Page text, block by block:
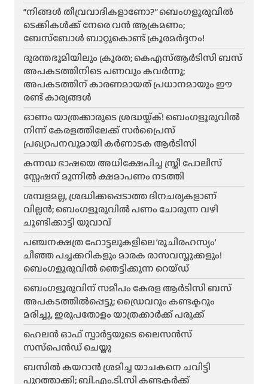
“നിങ്ങൾ തീവ്രവാദികളാണോ?” ബെംഗളൂരുവിൽ
ടെക്കികൾക്ക് നേരെ വൻ ആക്രമണം;
ബേസ്ബോൾ ബാറ്റുകൊണ്ട് ക്രൂരമർദ്ദനം!
ദുരന്തഭൂമിയിലും ക്രൂരത; കെഎസ്ആർടിസി ബസ്
അപകടത്തിനിടെ പണവും കവർന്നു;
അപകടത്തിന് കാരണമായത് പ്രധാനമായും ഈ
രണ്ട് കാര്യങ്ങൾ
ഓണം യാത്രക്കാരുടെ ശ്രദ്ധയ്ക്ക്! ബെംഗളൂരുവിൽ
നിന്ന് കേരളത്തിലേക്ക് സർപ്രൈസ്
പ്രഖ്യാപനവുമായി കർണാടക ആർടിസി
കന്നഡ ഭാഷയെ അധിക്ഷേപിച്ച സ്ത്രീ പോലീസ്
സ്റ്റേഷന് മുന്നിൽ ക്ഷമാപണം നടത്തി
ശമ്പളമല്ല, ശ്രദ്ധിക്കപ്പെടാത്ത ദിനചര്യകളാണ്
വില്ലൻ; ബെംഗളൂരുവിൽ പണം ചോരുന്ന വഴി
ചൂണ്ടിക്കാട്ടി യുവാവ്
പഞ്ചനക്ഷത്ര ഹോട്ടലുകളിലെ ‘രുചിരഹസ്യം’
ചീഞ്ഞ പച്ചക്കറികളും മാരക രാസവസ്തുക്കളും!
ബെംഗളൂരുവിൽ ഞെട്ടിക്കുന്ന റെയ്ഡ്
ബെംഗളൂരുവിന് സമീപം കേരള ആർടിസി ബസ്
അപകടത്തിൽപ്പെട്ടു; ഡ്രൈവറും കണ്ടക്ടറും
മരിച്ചു, ഇരുപതോളം യാത്രക്കാർക്ക് പരുക്ക്
ഹെലന്‍ ഓഫ് സ്പാര്‍ട്ടയുടെ ലൈസന്‍സ്
സസ്‌പെന്‍ഡ് ചെയ്തു
ബസിൽ കയറാൻ ശ്രമിച്ച യാചകനെ ചവിട്ടി
പുറത്താക്കി; ബി.എം.ടി.സി കണ്ടക്ടർക്ക്